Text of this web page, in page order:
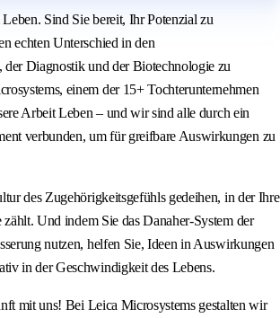
Sind Sie bereit, Ihr Potenzial zu
echten Unterschied in den
der Diagnostik und der Biotechnologie zu
einem der 15+ Tochterunternehmen
Arbeit Leben – und wir sind alle durch ein
verbunden, um für greifbare Auswirkungen zu
des Zugehörigkeitsgefühls gedeihen, in der Ihre
Und indem Sie das Danaher-System der
nutzen, helfen Sie, Ideen in Auswirkungen
in der Geschwindigkeit des Lebens.
mit uns! Bei Leica Microsystems gestalten wir